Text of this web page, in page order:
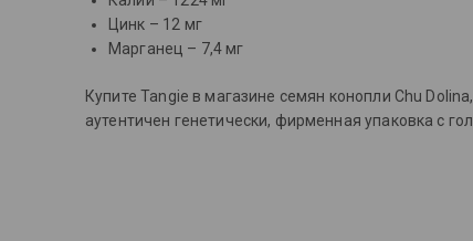
Цинк – 12 мг
Марганец – 7,4 мг
Купите Tangie в магазине семян конопли Chu
аутентичен генетически, фирменная упаковка с